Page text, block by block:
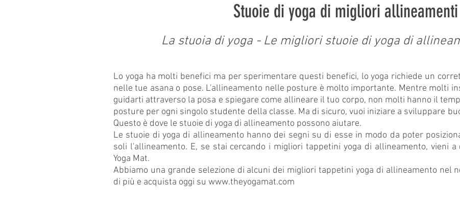
Stuoie di yoga di migliori allineamenti
La stuoia di yoga - Le migliori stuoie di yoga di
Lo yoga ha molti benefici ma per sperimentare questi benefici, lo yoga richiede un
nelle tue asana o pose. L'allineamento nelle posture è molto importante. Mentre molti
guidarti attraverso la posa e spiegare come allineare il tuo corpo, non molti hanno il
posture per ogni singolo studente della classe. Ma di sicuro, vuoi iniziare a sviluppare
Questo è dove le stuoie di yoga di allineamento possono aiutare.
Le stuoie di yoga di allineamento hanno dei segni su di esse in modo da poter
soli l'allineamento. E, se stai cercando i migliori tappetini yoga di allineamento, vieni a
Yoga Mat.
Abbiamo una grande selezione di alcuni dei migliori tappetini yoga di allineamento nel
di più e acquista oggi su www.theyogamat.com